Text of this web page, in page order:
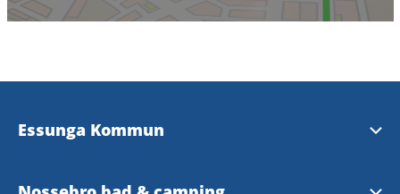
Essunga Kommun
www.essunga.se